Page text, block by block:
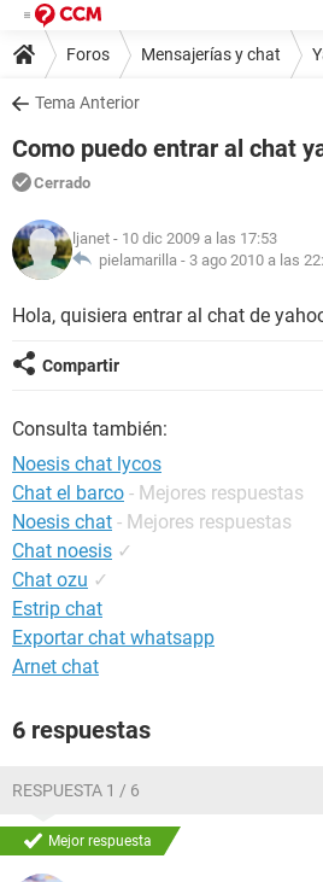
Foros Mensajerías y chat
Tema Anterior
Como puedo entrar al chat
Cerrado
ljanet - 10 dic 2009 a las 17:53
pielamarilla - 3 ago 2010 a las
Hola, quisiera entrar al chat de
Compartir
Consulta también:
Noesis chat lycos
Chat el barco - Mejores respuestas
Noesis chat - Mejores respuestas
Chat noesis ✓
Chat ozu ✓
Estrip chat
Exportar chat whatsapp
Arnet chat
6 respuestas
RESPUESTA 1 / 6
Mejor respuesta